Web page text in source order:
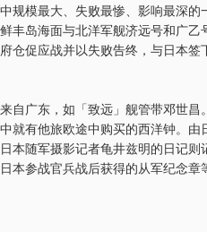
规模最大、失败最惨、影响最深
丰岛海面与北洋军舰济远号和广乙
仓促应战并以失败告终，与日本签
自广东，如「致远」舰管带邓世昌
就有他旅欧途中购买的西洋钟。由
本随军摄影记者龟井兹明的日记则
本参战官兵战后获得的从军纪念章